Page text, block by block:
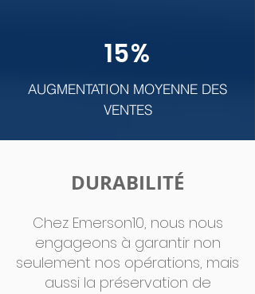
15%
AUGMENTATION MOYENNE DES
VENTES
DURABILITÉ
Chez Emerson10, nous nous
engageons à garantir non
seulement nos opérations, mais
aussi la préservation de